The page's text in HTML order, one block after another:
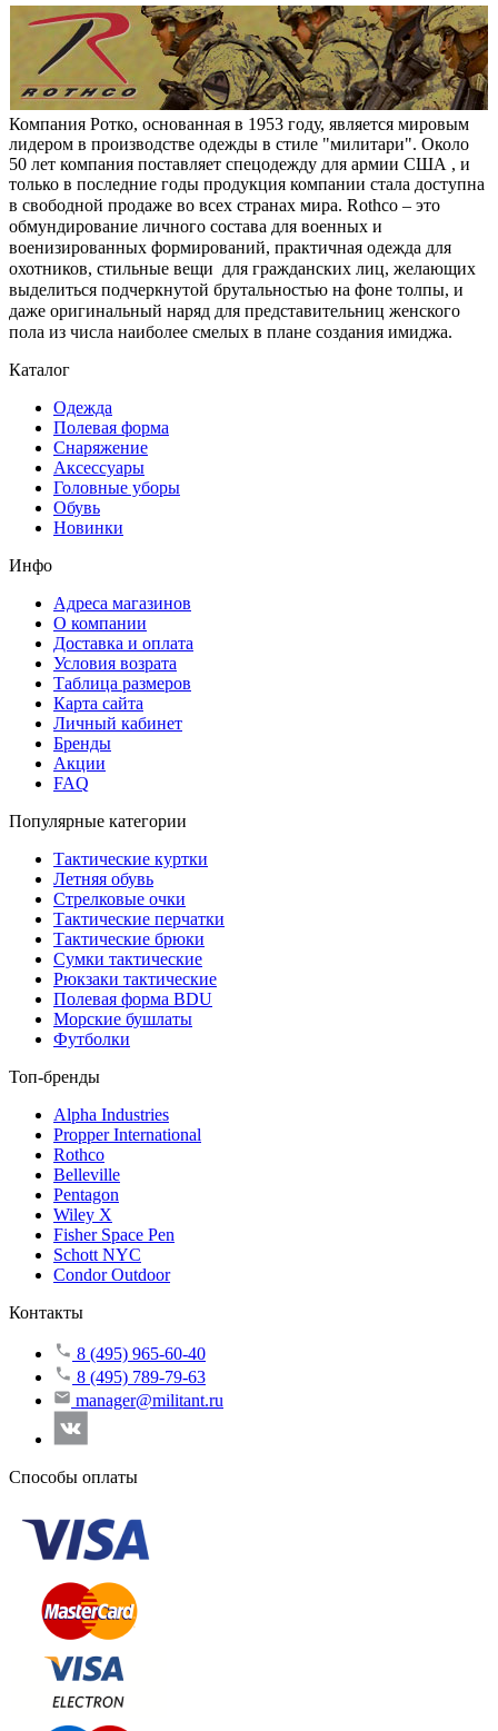
Компания Ротко, основанная в 1953 году, является мировым
лидером в производстве одежды в стиле "милитари". Около
50 лет компания поставляет спецодежду для армии США , и
только в последние годы продукция компании стала доступна
в свободной продаже во всех странах мира. Rothco – это
обмундирование личного состава для военных и
военизированных формирований, практичная одежда для
охотников, стильные вещи для гражданских лиц, желающих
выделиться подчеркнутой брутальностью на фоне толпы, и
даже оригинальный наряд для представительниц женского
пола из числа наиболее смелых в плане создания имиджа.
Каталог
Одежда
Полевая форма
Снаряжение
Аксессуары
Головные уборы
Обувь
Новинки
Инфо
Адреса магазинов
О компании
Доставка и оплата
Условия возрата
Таблица размеров
Карта сайта
Личный кабинет
Бренды
Акции
FAQ
Популярные категории
Тактические куртки
Летняя обувь
Стрелковые очки
Тактические перчатки
Тактические брюки
Сумки тактические
Рюкзаки тактические
Полевая форма BDU
Морские бушлаты
Футболки
Топ-бренды
Alpha Industries
Propper International
Rothco
Belleville
Pentagon
Wiley X
Fisher Space Pen
Schott NYC
Condor Outdoor
Контакты
8 (495) 965-60-40
8 (495) 789-79-63
manager@militant.ru
Способы оплаты